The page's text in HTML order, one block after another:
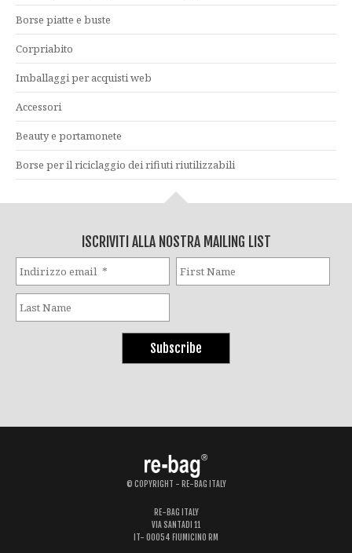
Borse piatte e buste
Corpriabito
Imballaggi per acquisti web
Accessori
Beauty e portamonete
Borse per il riciclaggio dei rifiuti riutilizzabili
ISCRIVITI ALLA NOSTRA MAILING LIST
© COPYRIGHT - RE-BAG ITALY
RE-BAG ITALY
VIA SANTADI 11
IT- 00054 FIUMICINO RM